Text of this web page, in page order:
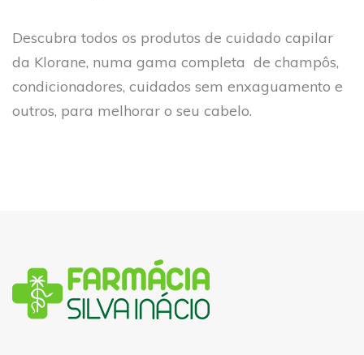
Descubra todos os produtos de cuidado capilar
da Klorane, numa gama completa de champôs,
condicionadores, cuidados sem enxaguamento e
outros, para melhorar o seu cabelo.